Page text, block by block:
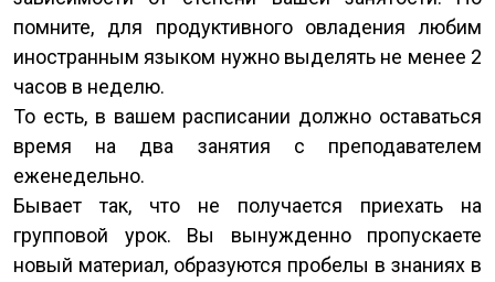
помните, для продуктивного овладения любим
иностранным языком нужно выделять не менее 2
часов в неделю.
То есть, в вашем расписании должно оставаться
время на два занятия с преподавателем
еженедельно.
Бывает так, что не получается приехать на
групповой урок. Вы вынужденно пропускаете
новый материал, образуются пробелы в знаниях в